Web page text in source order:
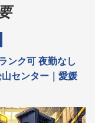
ンク可 夜勤なし
センター｜愛媛